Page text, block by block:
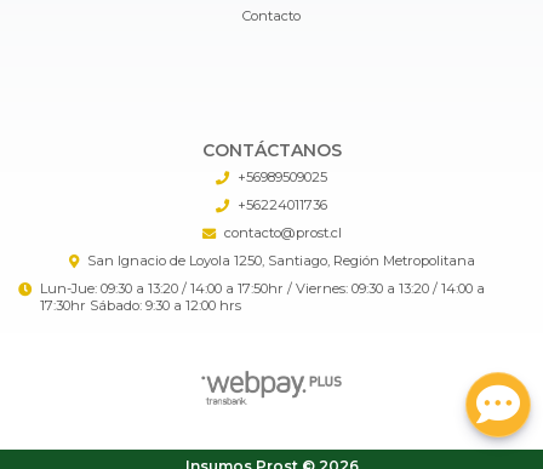
Contacto
CONTÁCTANOS
+56989509025
+56224011736
contacto@prost.cl
San Ignacio de Loyola 1250, Santiago, Región Metropolitana
Lun-Jue: 09:30 a 13:20 / 14:00 a 17:50hr / Viernes: 09:30 a 13:20 / 14:00 a
17:30hr Sábado: 9:30 a 12:00 hrs